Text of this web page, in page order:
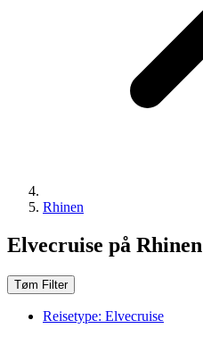
Rhinen
Elvecruise på Rhinen
Tøm Filter
Reisetype: Elvecruise